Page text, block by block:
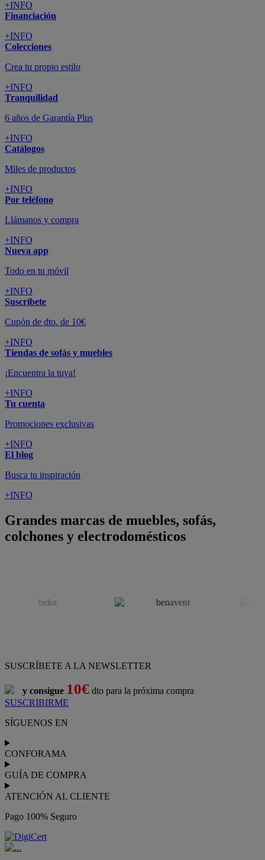
+INFO
Financiación
+INFO
Colecciones
Crea tu propio estilo
+INFO
Tranquilidad
6 años de Garantía Plus
+INFO
Catálogos
Miles de productos
+INFO
Por teléfono
Llámanos y compra
+INFO
Nueva app
Todo en tu móvil
+INFO
Suscríbete
Cupón de dto. de 10€
+INFO
Tiendas de sofás y muebles
¡Encuentra la tuya!
+INFO
Tu cuenta
Promociones exclusivas
+INFO
El blog
Busca tu inspiración
+INFO
Grandes marcas de muebles, sofás,
colchones y electrodomésticos
SUSCRÍBETE A LA NEWSLETTER
y consigue 10€ dto para la próxima compra
SUSCRIBIRME
SÍGUENOS EN
CONFORAMA
GUÍA DE COMPRA
ATENCIÓN AL CLIENTE
Pago 100% Seguro